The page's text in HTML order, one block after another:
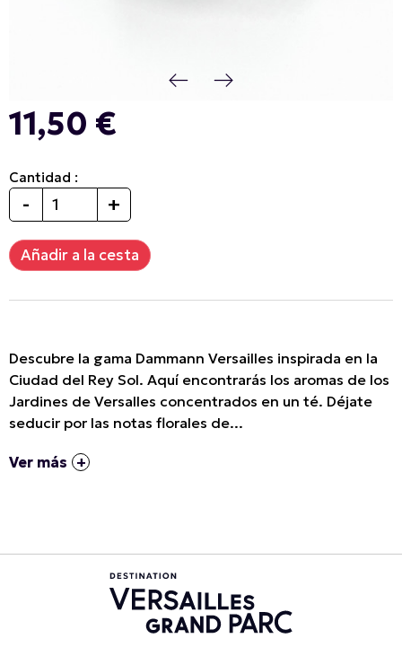
11,50 €
Cantidad :
- +
Descubre la gama Dammann Versailles inspirada en la
Ciudad del Rey Sol. Aquí encontrarás los aromas de los
Jardines de Versalles concentrados en un té. Déjate
seducir por las notas florales de...
Ver más